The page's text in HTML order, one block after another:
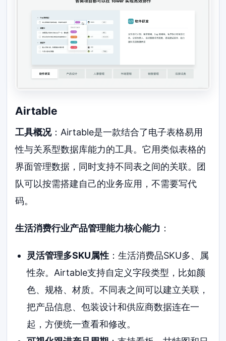
Airtable
工具概况：Airtable是一款结合了电子表格易用
性与关系型数据库能力的工具。它用类似表格的
界面管理数据，同时支持不同表之间的关联。团
队可以按需搭建自己的业务应用，不需要写代
码。
生活消费行业产品管理能力核心能力 ：
灵活管理多SKU属性：生活消费品SKU多、属
性杂。Airtable支持自定义字段类型，比如颜
色、规格、材质。不同表之间可以建立关联，
把产品信息、包装设计和供应商数据连在一
起，方便统一查看和修改。